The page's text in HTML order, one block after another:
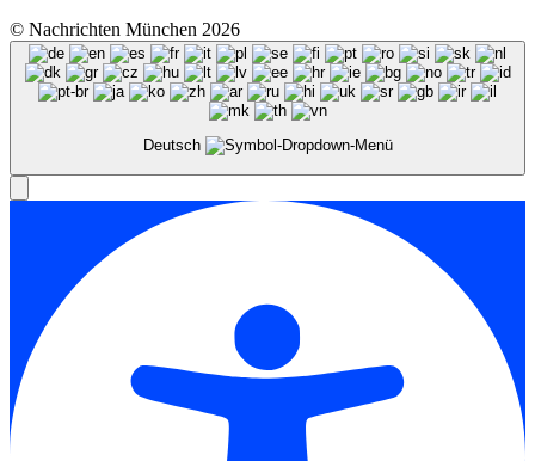
© Nachrichten München 2026
Deutsch